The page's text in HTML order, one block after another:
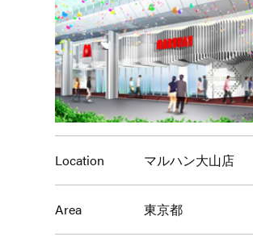
Location マルハン大山店
Area 東京都